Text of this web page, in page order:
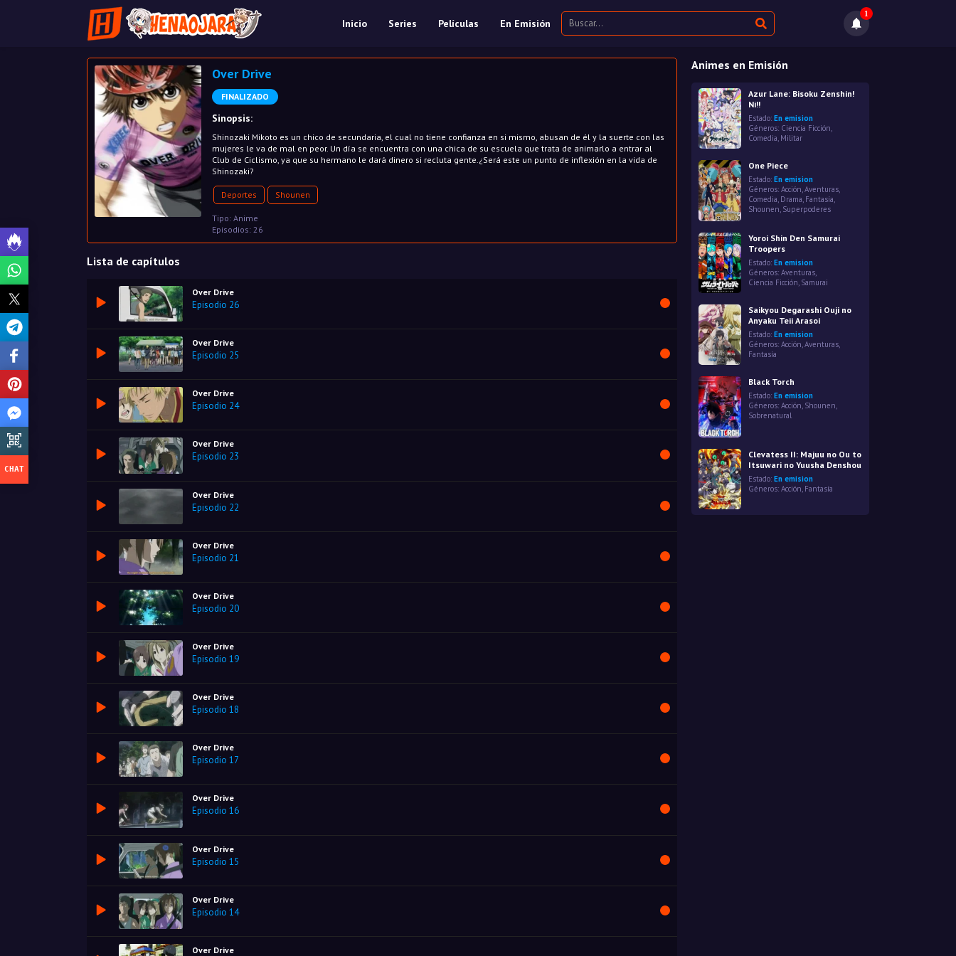
Inicio Series Películas En Emisión
1
Over Drive
FINALIZADO
Sinopsis:
Shinozaki Mikoto es un chico de secundaria, el cual no tiene confianza en si mismo, abusan de él y la suerte con las
mujeres le va de mal en peor. Un día se encuentra con una chica de su escuela que trata de animarlo a entrar al
Club de Ciclismo, ya que su hermano le dará dinero si recluta gente.¿Será este un punto de inflexión en la vida de
Shinozaki?
Deportes Shounen
Tipo: Anime
Episodios: 26
Lista de capítulos
Over Drive
Episodio 26
Over Drive
Episodio 25
Over Drive
Episodio 24
Over Drive
Episodio 23
Over Drive
Episodio 22
Over Drive
Episodio 21
Over Drive
Episodio 20
Over Drive
Episodio 19
Over Drive
Episodio 18
Over Drive
Episodio 17
Over Drive
Episodio 16
Over Drive
Episodio 15
Over Drive
Episodio 14
Over Drive
Animes en Emisión
Azur Lane: Bisoku Zenshin!
Ni!!
Estado: En emision
Géneros: Ciencia Ficción
Comedia, Militar
One Piece
Estado: En emision
Géneros: Acción,Aventuras
Comedia, Drama, Fantasía
Shounen, Superpoderes
Yoroi Shin Den Samurai
Troopers
Estado: En emision
Géneros: Aventuras
Ciencia Ficción Samurai
Saikyou Degarashi Ouji no
Anyaku Teii Arasoi
Estado: En emision
Géneros: Acción,Aventuras
Fantasía
Black Torch
Estado: En emision
Géneros: Acción, Shounen
Sobrenatural
Clevatess II: Majuu no Ou to
Itsuwari no Yuusha Denshou
Estado: En emision
Géneros: Acción Fantasía